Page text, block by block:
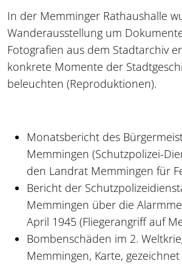
In der Memminger Rathaushalle
Wanderausstellung um
Fotografien aus dem Stadtarchiv
konkrete Momente der
beleuchten (Reproduktionen).
Monatsbericht des
Memmingen (Schutzpolizei-
den Landrat Memmingen für
Bericht der
Memmingen über die
April 1945 (Fliegerangriff auf
Bombenschäden im 2.
Memmingen, Karte,